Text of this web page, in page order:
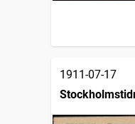
1911-07-17